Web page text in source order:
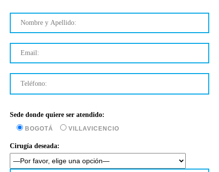
Sede donde quiere ser atendido:
BOGOTÁ VILLAVICENCIO
Cirugía deseada: